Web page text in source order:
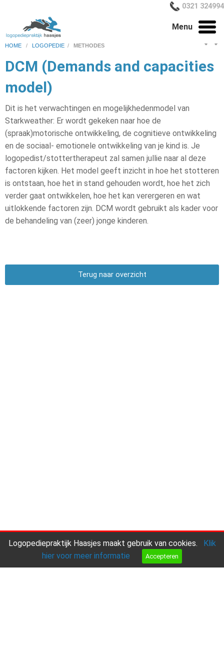
0321 324994
Menu
HOME / LOGOPEDIE / METHODES
DCM (Demands and capacities
model)
Dit is het verwachtingen en mogelijkhedenmodel van
Starkweather: Er wordt gekeken naar hoe de
(spraak)motorische ontwikkeling, de cognitieve ontwikkeling
en de sociaal- emotionele ontwikkeling van je kind is. Je
logopedist/stottertherapeut zal samen jullie naar al deze
factoren kijken. Het model geeft inzicht in hoe het stotteren
is ontstaan, hoe het in stand gehouden wordt, hoe het zich
verder gaat ontwikkelen, hoe het kan verergeren en wat
uitlokkende factoren zijn. DCM wordt gebruikt als kader voor
de behandeling van (zeer) jonge kinderen.
Terug naar overzicht
Logopediepraktijk Haasjes maakt gebruik van cookies.
Klik
hier voor meer informatie
Accepteren